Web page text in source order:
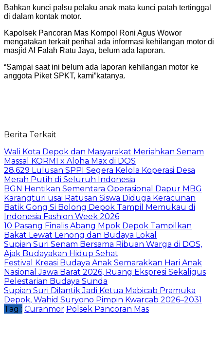
Bahkan kunci palsu pelaku anak mata kunci patah tertinggal
di dalam kontak motor.
Kapolsek Pancoran Mas Kompol Roni Agus Wowor
mengatakan terkait perihal ada informasi kehilangan motor di
masjid Al Falah Ratu Jaya, belum ada laporan.
“Sampai saat ini belum ada laporan kehilangan motor ke
anggota Piket SPKT, kami”katanya.
Berita Terkait
Wali Kota Depok dan Masyarakat Meriahkan Senam
Massal KORMI x Aloha Max di DOS
28.629 Lulusan SPPI Segera Kelola Koperasi Desa
Merah Putih di Seluruh Indonesia
BGN Hentikan Sementara Operasional Dapur MBG
Karangturi usai Ratusan Siswa Diduga Keracunan
Batik Gong Si Bolong Depok Tampil Memukau di
Indonesia Fashion Week 2026
10 Pasang Finalis Abang Mpok Depok Tampilkan
Bakat Lewat Lenong dan Budaya Lokal
Supian Suri Senam Bersama Ribuan Warga di DOS,
Ajak Budayakan Hidup Sehat
Festival Kreasi Budaya Anak Semarakkan Hari Anak
Nasional Jawa Barat 2026, Ruang Ekspresi Sekaligus
Pelestarian Budaya Sunda
Supian Suri Dilantik Jadi Ketua Mabicab Pramuka
Depok, Wahid Suryono Pimpin Kwarcab 2026–2031
Tag : Curanmor Polsek Pancoran Mas